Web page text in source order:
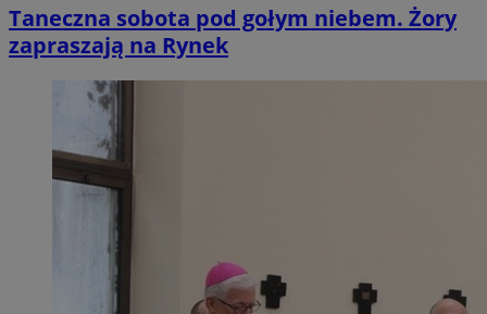
Taneczna sobota pod gołym niebem. Żory
zapraszają na Rynek